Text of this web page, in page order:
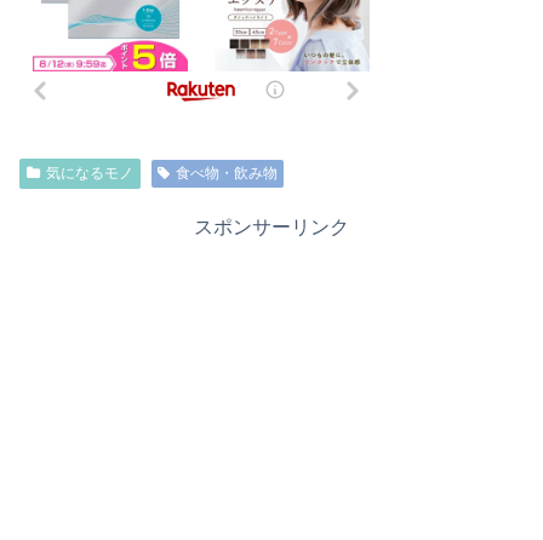
気になるモノ 食べ物・飲み物
スポンサーリンク